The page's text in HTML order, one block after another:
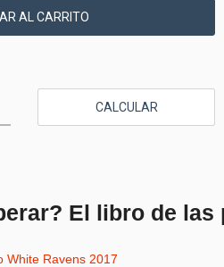
CALCULAR
El libro de las
White Ravens 2017